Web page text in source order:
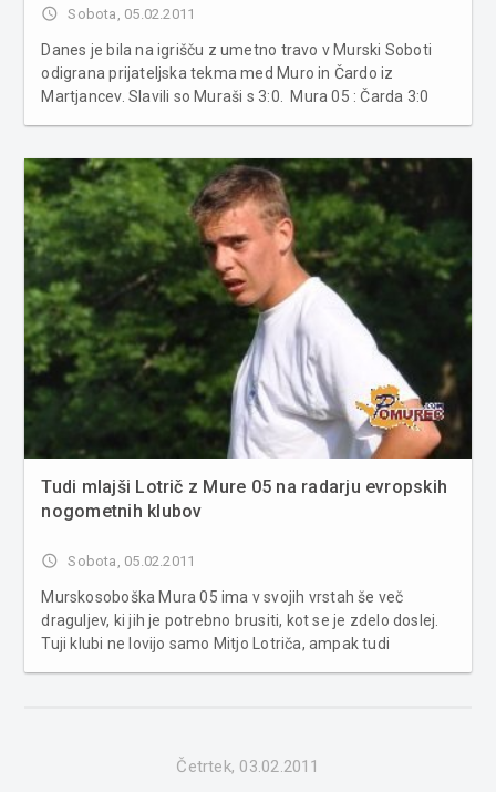
access_time Sobota, 05.02.2011
Danes je bila na igrišču z umetno travo v Murski Soboti
odigrana prijateljska tekma med Muro in Čardo iz
Martjancev. Slavili so Muraši s 3:0. Mura 05 : Čarda 3:0
Tudi mlajši Lotrič z Mure 05 na radarju evropskih
nogometnih klubov
access_time Sobota, 05.02.2011
Murskosoboška Mura 05 ima v svojih vrstah še več
draguljev, ki jih je potrebno brusiti, kot se je zdelo doslej.
Tuji klubi ne lovijo samo Mitjo Lotriča, ampak tudi
Četrtek, 03.02.2011